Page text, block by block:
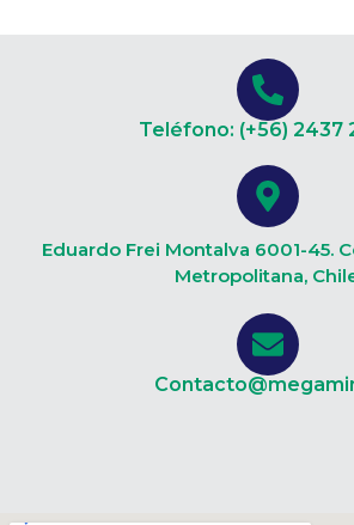
Teléfono: (+56) 2437
Eduardo Frei Montalva 6001-45.
Metropolitana,